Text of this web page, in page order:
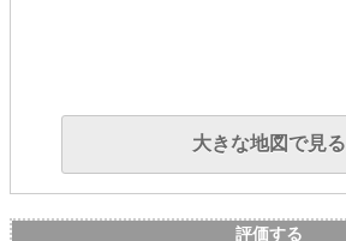
大きな地図で見る
評価する